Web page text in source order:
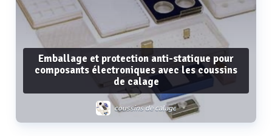
Emballage et protection anti-statique pour
composants électroniques avec les coussins
de calage
coussins de calage